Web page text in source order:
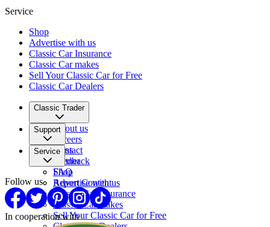
Service
Shop
Advertise with us
Classic Car Insurance
Classic Car makes
Sell Your Classic Car for Free
Classic Car Dealers
Classic Trader
About us
Careers
Press
Partner
Support
Contact
Feedback
FAQ
Report Content
Service
Shop
Advertise with us
Classic Car Insurance
Classic Car makes
Sell Your Classic Car for Free
Follow us
In cooperation with